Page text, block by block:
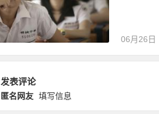
06月26日
发表评论
匿名网友 填写信息